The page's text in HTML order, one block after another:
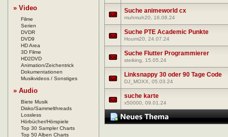
» Video
Filme
Serien
DVDR
DVD9
HD Area
3D Filme
HD2DVD
Animation/Zeichentrick
Dokumentationen
Musikvideos / Sonstiges
» Audio
Biete Musik
Disko/Sammelthreads
Lossless
Hörbücher/Hörspiele
Top 30 Sampler Charts
Top 50 Alben Charts
Suche animeworld cx
muhmuh20, 16.08.24
Suche PTE Academic Punkte
Houmi20, 24.07.24
Suche Flutter Programmierer
steiking, 15.05.24
Linksnappy 30 oder 90 Tage Code
DJ_MOXX, 05.03.24
suche karte
x50000, 09.01.24